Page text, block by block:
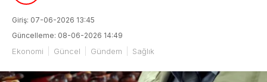
Giriş: 07-06-2026 13:45
Güncelleme: 08-06-2026 14:49
Ekonomi Güncel Gündem Sağlık